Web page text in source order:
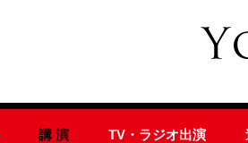
講 演 TV・ラジオ出演